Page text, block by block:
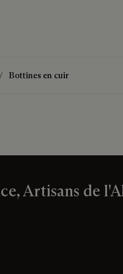
Bottines en cuir
Artisans de